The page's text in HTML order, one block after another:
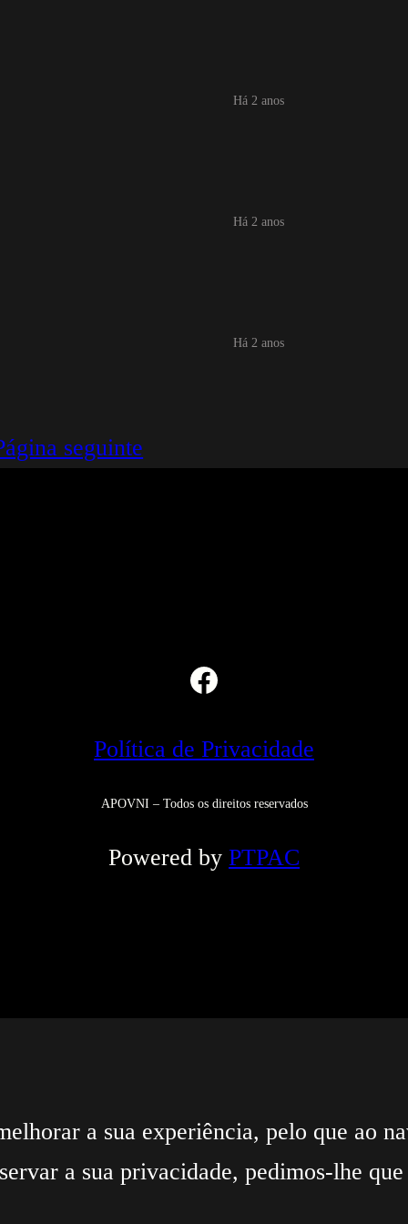
Há 2 anos
Há 2 anos
Há 2 anos
seguinte
Facebook
Política de Privacidade
APOVNI – Todos os direitos reservados
Powered by PTPAC
a sua experiência, pelo que ao
a sua privacidade, pedimos-lhe